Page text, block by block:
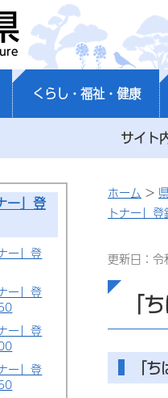
千葉県
くらし・福祉・健康
サイト
ー」登
ー」登
ー」登
ー」登
ー」登
ホーム >
トナー」
更新日：
「
「